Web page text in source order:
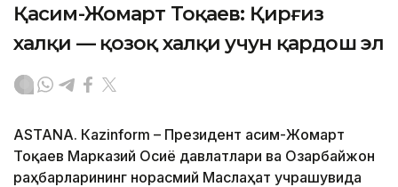
Қасим-Жомарт Тоқаев: Қирғиз
халқи — қозоқ халқи учун қардош эл
ASTANА. Кazinform – Президент Қасим-Жомарт
Тоқаев Марказий Осиё давлатлари ва Озарбайжон
раҳбарларининг норасмий Маслаҳат учрашувида